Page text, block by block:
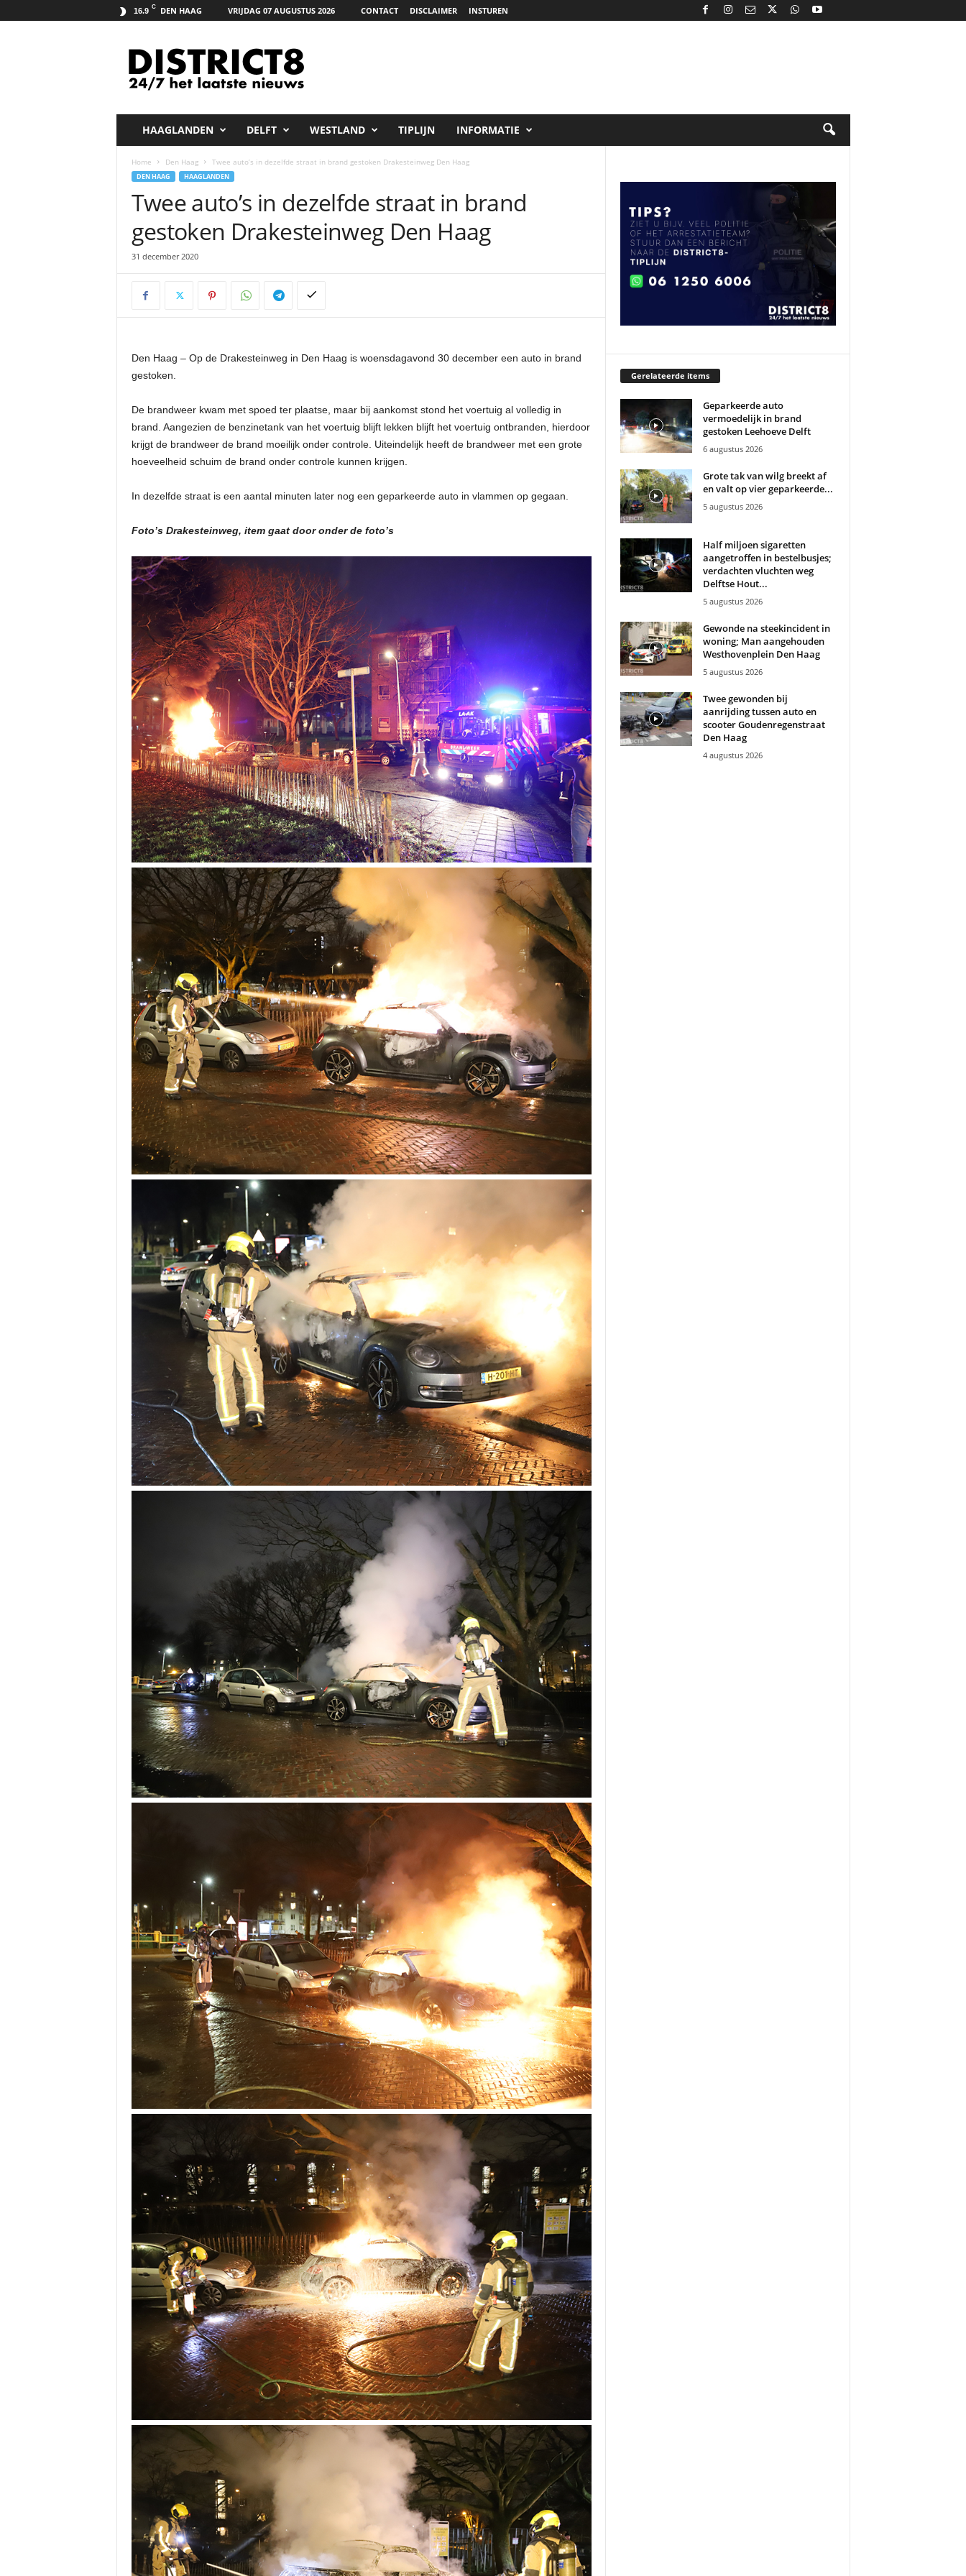
16.9 C DEN HAAG VRIJDAG 07 AUGUSTUS 2026 CONTACT DISCLAIMER INSTUREN
HAAGLANDEN DELFT WESTLAND TIPLIJN INFORMATIE
Home Den Haag Twee auto’s in dezelfde straat in brand gestoken Drakesteinweg Den Haag
DEN HAAG HAAGLANDEN
Twee auto’s in dezelfde straat in brand
gestoken Drakesteinweg Den Haag
31 december 2020
Den Haag – Op de Drakesteinweg in Den Haag is woensdagavond 30 december een auto in brand
gestoken.
De brandweer kwam met spoed ter plaatse, maar bij aankomst stond het voertuig al volledig in
brand. Aangezien de benzinetank van het voertuig blijft lekken blijft het voertuig ontbranden, hierdoor
krijgt de brandweer de brand moeilijk onder controle. Uiteindelijk heeft de brandweer met een grote
hoeveelheid schuim de brand onder controle kunnen krijgen.
In dezelfde straat is een aantal minuten later nog een geparkeerde auto in vlammen op gegaan.
Foto’s Drakesteinweg, item gaat door onder de foto’s
Gerelateerde items
Geparkeerde auto
vermoedelijk in brand
gestoken Leehoeve Delft
6 augustus 2026
Grote tak van wilg breekt af
en valt op vier geparkeerde...
5 augustus 2026
Half miljoen sigaretten
aangetroffen in bestelbusjes;
verdachten vluchten weg
Delftse Hout...
5 augustus 2026
Gewonde na steekincident in
woning; Man aangehouden
Westhovenplein Den Haag
5 augustus 2026
Twee gewonden bij
aanrijding tussen auto en
scooter Goudenregenstraat
Den Haag
4 augustus 2026